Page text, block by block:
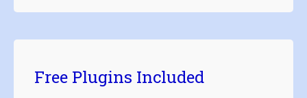
Free Plugins Included